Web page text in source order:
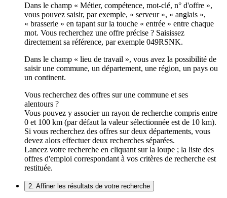
Dans le champ « Métier, compétence, mot-clé, n° d'offre »,
vous pouvez saisir, par exemple, « serveur », « anglais »,
« brasserie » en tapant sur la touche « entrée » entre chaque
mot. Vous recherchez une offre précise ? Saisissez
directement sa référence, par exemple 049RSNK.
Dans le champ « lieu de travail », vous avez la possibilité de
saisir une commune, un département, une région, un pays ou
un continent.
Vous recherchez des offres sur une commune et ses
alentours ?
Vous pouvez y associer un rayon de recherche compris entre
0 et 100 km (par défaut la valeur sélectionnée est de 10 km).
Si vous recherchez des offres sur deux départements, vous
devez alors effectuer deux recherches séparées.
Lancez votre recherche en cliquant sur la loupe ; la liste des
offres d'emploi correspondant à vos critères de recherche est
restituée.
2. Affiner les résultats de votre recherche